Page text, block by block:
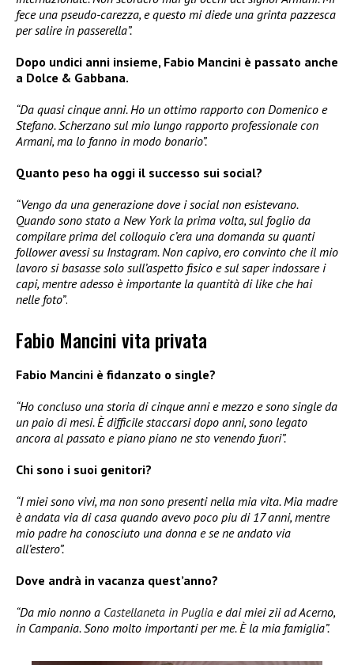
fece una pseudo-carezza, e questo mi diede una grinta pazzesca
per salire in passerella”.
Dopo undici anni insieme, Fabio Mancini è passato anche
a Dolce & Gabbana.
“Da quasi cinque anni. Ho un ottimo rapporto con Domenico e
Stefano. Scherzano sul mio lungo rapporto professionale con
Armani, ma lo fanno in modo bonario”.
Quanto peso ha oggi il successo sui social?
“Vengo da una generazione dove i social non esistevano.
Quando sono stato a New York la prima volta, sul foglio da
compilare prima del colloquio c’era una domanda su quanti
follower avessi su Instagram. Non capivo, ero convinto che il mio
lavoro si basasse solo sull’aspetto fisico e sul saper indossare i
capi, mentre adesso è importante la quantità di like che hai
nelle foto”.
Fabio Mancini vita privata
Fabio Mancini è fidanzato o single?
“Ho concluso una storia di cinque anni e mezzo e sono single da
un paio di mesi. È difficile staccarsi dopo anni, sono legato
ancora al passato e piano piano ne sto venendo fuori”.
Chi sono i suoi genitori?
“I miei sono vivi, ma non sono presenti nella mia vita. Mia madre
è andata via di casa quando avevo poco piu di 17 anni, mentre
mio padre ha conosciuto una donna e se ne andato via
all’estero”.
Dove andrà in vacanza quest’anno?
“Da mio nonno a Castellaneta in Puglia e dai miei zii ad Acerno,
in Campania. Sono molto importanti per me. È la mia famiglia”.